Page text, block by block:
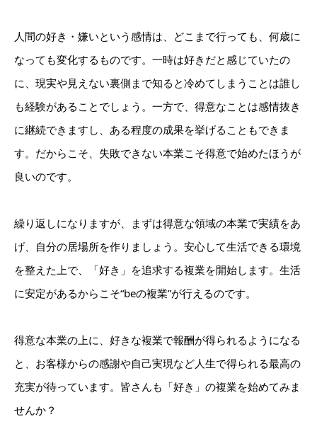
人間の好き・嫌いという感情は、どこまで行っても、何歳に
なっても変化するものです。一時は好きだと感じていたの
に、現実や見えない裏側まで知ると冷めてしまうことは誰し
も経験があることでしょう。一方で、得意なことは感情抜き
に継続できますし、ある程度の成果を挙げることもできま
す。だからこそ、失敗できない本業こそ得意で始めたほうが
良いのです。
繰り返しになりますが、まずは得意な領域の本業で実績をあ
げ、自分の居場所を作りましょう。安心して生活できる環境
を整えた上で、「好き」を追求する複業を開始します。生活
に安定があるからこそ“beの複業”が行えるのです。
得意な本業の上に、好きな複業で報酬が得られるようになる
と、お客様からの感謝や自己実現など人生で得られる最高の
充実が待っています。皆さんも「好き」の複業を始めてみま
せんか？